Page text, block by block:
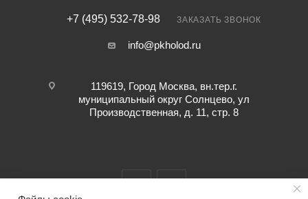
+7 (495) 532-78-98 ЗАКАЗАТЬ ЗВОНОК
info@pkholod.ru
119619, Город Москва, вн.тер.г.
муниципальный округ Солнцево, ул
Производственная, д. 11, стр. 8